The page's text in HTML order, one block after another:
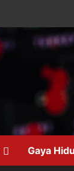
Gaya